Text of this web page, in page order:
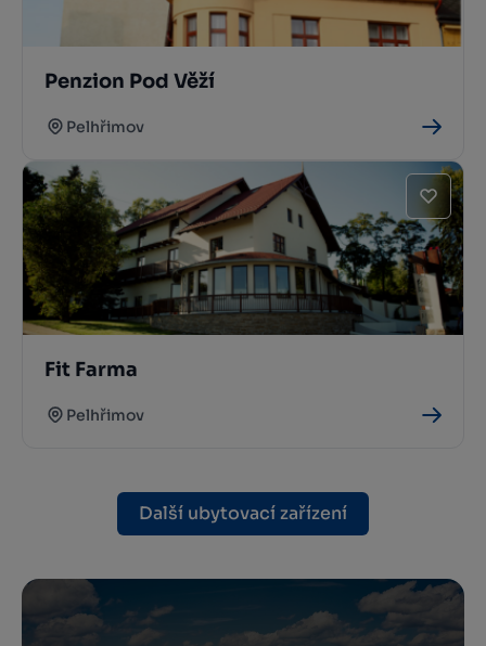
Penzion Pod Věží
Pelhřimov
Fit Farma
Pelhřimov
Další ubytovací zařízení